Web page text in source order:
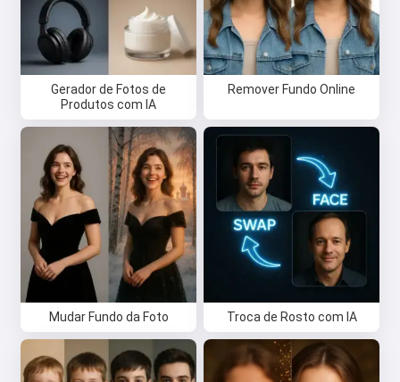
Gerador de Fotos de
Produtos com IA
Remover Fundo Online
Mudar Fundo da Foto Troca de Rosto com IA
Eu posso criar músicas, escrever
poemas e mensagens de parabéns
🥰
Experimente grátis
Eu aceito:
Política de Privacidade,